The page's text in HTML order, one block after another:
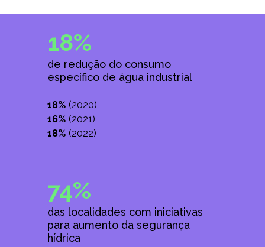
18%
de redução do consumo
específico de água industrial
18% (2020)
16% (2021)
18% (2022)
74%
das localidades com iniciativas
para aumento da segurança
hídrica